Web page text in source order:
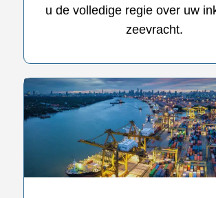
u de volledige regie over uw
zeevracht.